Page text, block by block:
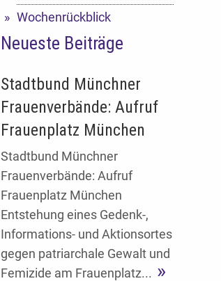
Wochenrückblick
Neueste Beiträge
Stadtbund Münchner
Frauenverbände: Aufruf
Frauenplatz München
Stadtbund Münchner
Frauenverbände: Aufruf
Frauenplatz München
Entstehung eines Gedenk-,
Informations- und Aktionsortes
gegen patriarchale Gewalt und
Femizide am Frauenplatz...